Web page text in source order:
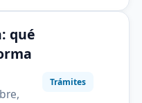
qué
Trámites